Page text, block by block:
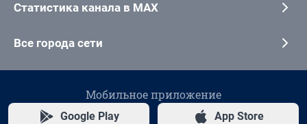
Статистика канала в MAX
Все города сети
Мобильное приложение
Google Play App Store